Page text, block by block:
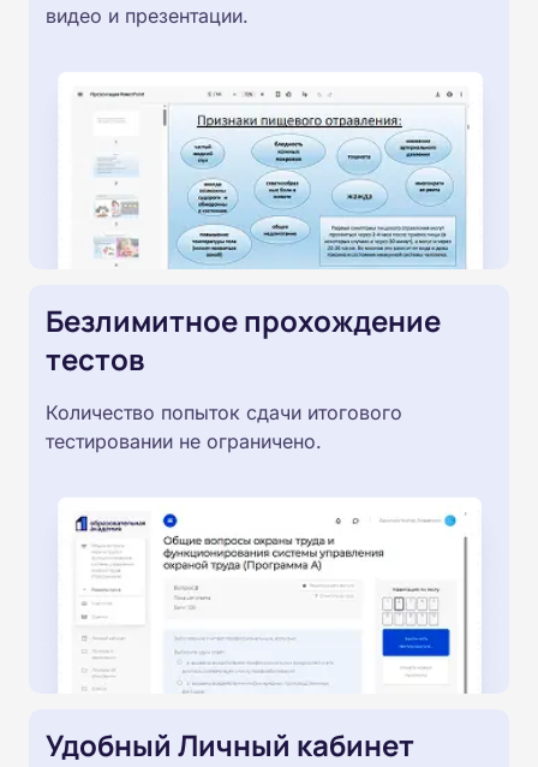
видео и презентации.
Безлимитное прохождение
тестов
Количество попыток сдачи итогового
тестировании не ограничено.
Удобный Личный кабинет